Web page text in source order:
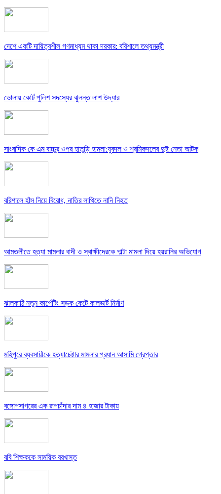
দেশে একটি দায়িত্বশীল গণমাধ্যম থাকা দরকার: বরিশালে তথ্যমন্ত্রী
ভোলায় কোর্ট পুলিশ সদস্যের ঝুলন্ত লাশ উদ্ধার
সাংবাদিক কে এম বাচ্চুর ওপর হাতুড়ি হামলা:যুবদল ও শ্রমিকদলের দুই নেতা আটক
বরিশালে হাঁস নিয়ে বিরোধ, নাতির লাথিতে নানি নিহত
আমতলীতে হত্যা মামলার বাদী ও স্বাক্ষীদেরকে পাল্টা মামলা দিয়ে হয়রানির অভিযোগ
ঝালকাঠি নতুন কার্পেটিং সড়ক কেটে কালভার্ট নির্মাণ
মহিপুরে ব্যবসায়ীকে হত্যাচেষ্টার মামলার প্রধান আসামি গ্রেপ্তার
বঙ্গোপসাগরের এক রূপচাঁদার দাম ৪ হাজার টাকায়
ববি শিক্ষককে সাময়িক বরখাস্ত